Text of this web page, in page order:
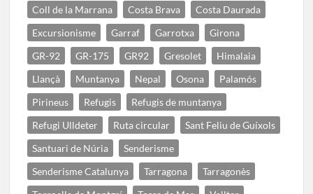
Coll de la Marrana
Costa Brava
Costa Daurada
Excursionisme
Garraf Garrotxa
Girona
GR-92
GR-175 GR92 Gresolet
Himalaia
Llançà
Muntanya Nepal Osona
Palamós
Pirineus
Refugis
Refugis de muntanya
Refugi Ulldeter
Ruta circular
Sant Feliu de Guíxols
Santuari de Núria
Senderisme
Senderisme Catalunya
Tarragona
Tarragonès